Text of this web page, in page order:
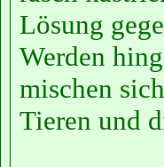
Lösung
Werden
mischen
Tieren und